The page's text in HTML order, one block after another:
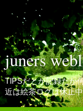
juners
TIPSだとか記録だか
近は絵茶ログは休止